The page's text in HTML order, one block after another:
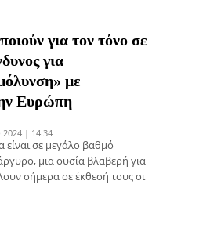
για τον τόνο σε
για
με
Ευρώπη
| 14:34
σε μεγάλο βαθμό
μια ουσία βλαβερή για
σήμερα σε έκθεσή τους οι